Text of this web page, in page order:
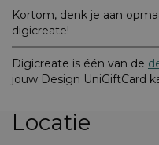
Kortom, denk je aan
digicreate!
Digicreate is één van de
jouw Design UniGiftCard
Locatie